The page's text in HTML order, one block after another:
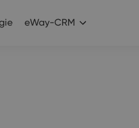
eWay-CRM